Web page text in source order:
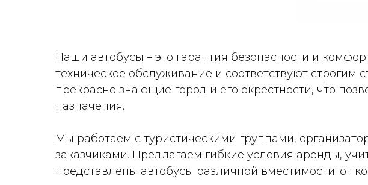
Наши автобусы – это гарантия безопасности и
техническое обслуживание и соответствуют
прекрасно знающие город и его окрестности, что
назначения.
Мы работаем с туристическими группами,
заказчиками. Предлагаем гибкие условия аренды,
представлены автобусы различной вместимости: от